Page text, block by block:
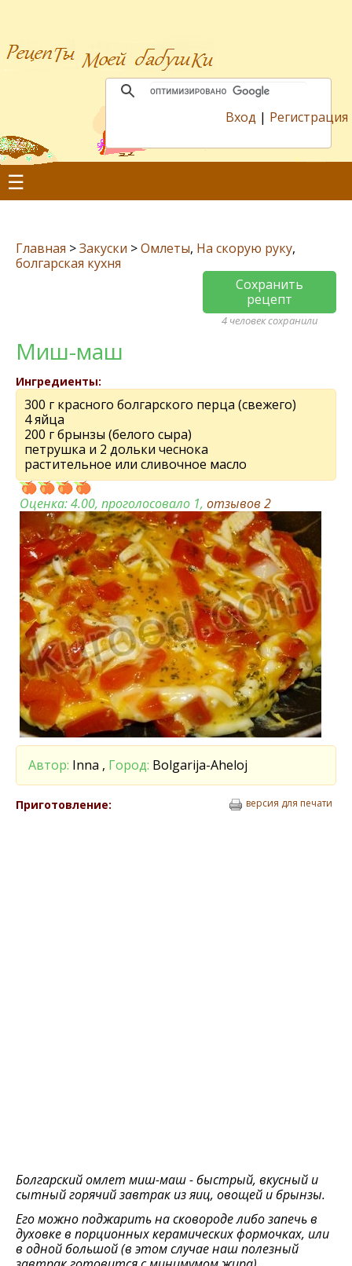
Вход | Регистрация
☰
Главная >Закуски >Омлеты, На скорую руку,
болгарская кухня
Сохранить
рецепт
4 человек сохранили
Миш-маш
Ингредиенты:
300 г красного болгарского перца (свежего)
4 яйца
200 г брынзы (белого сыра)
петрушка и 2 дольки чеснока
растительное или сливочное масло
Оценка:4.00, проголосовало 1, отзывов 2
Автор: Inna , Город: Bolgarija-Aheloj
Приготовление: версия для печати
Болгарский омлет миш-маш - быстрый, вкусный и
сытный горячий завтрак из яиц, овощей и брынзы.
Его можно поджарить на сковороде либо запечь в
духовке в порционных керамических формочках, или
в одной большой (в этом случае наш полезный